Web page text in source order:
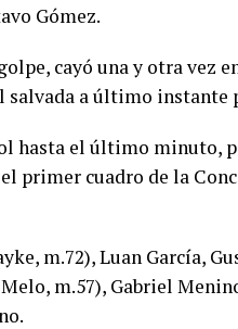
Gómez.
cayó una y otra vez
a último instante
hasta el último minuto,
primer cuadro de la
m.72), Luan García,
m.57), Gabriel